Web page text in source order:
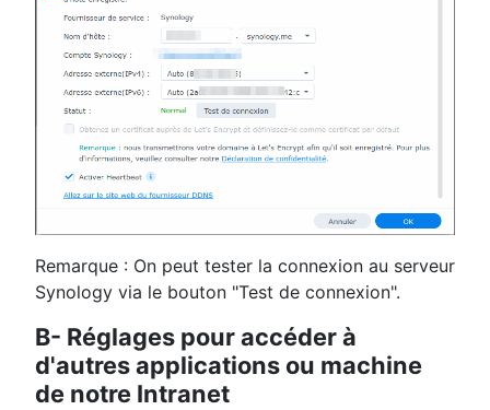
Remarque : On peut tester la connexion au serveur
Synology via le bouton "Test de connexion".
B- Réglages pour accéder à
d'autres applications ou machine
de notre Intranet